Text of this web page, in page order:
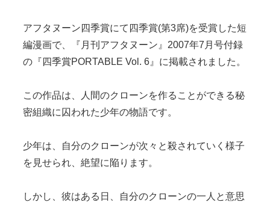
アフタヌーン四季賞にて四季賞(第3席)を受賞した短
編漫画で、『月刊アフタヌーン』2007年7月号付録
の『四季賞PORTABLE Vol. 6』に掲載されました。
この作品は、人間のクローンを作ることができる秘
密組織に囚われた少年の物語です。
少年は、自分のクローンが次々と殺されていく様子
を見せられ、絶望に陥ります。
しかし、彼はある日、自分のクローンの一人と意思